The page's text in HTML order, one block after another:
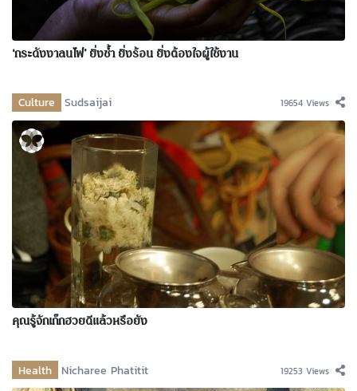
‘กระดังงาลนไฟ’ ยิ่งช้ำ ยิ่งร้อน ยิ่งต้องใจผู้ใช้งาน
Culture Sudsaijai 19654 Views
คุณรู้จักเก๊กฮวยดีแล้วหรือยัง
Health Nicharee Phatitit 19253 Views